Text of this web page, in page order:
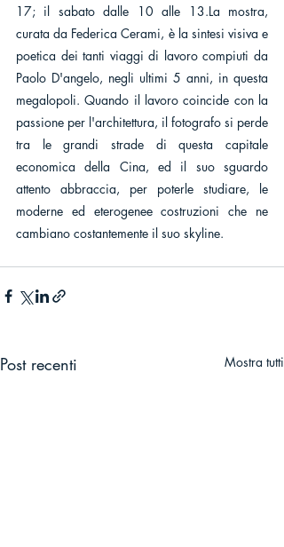
17; il sabato dalle 10 alle 13.La mostra,
curata da Federica Cerami, è la sintesi visiva e
poetica dei tanti viaggi di lavoro compiuti da
Paolo D'angelo, negli ultimi 5 anni, in questa
megalopoli. Quando il lavoro coincide con la
passione per l'architettura, il fotografo si perde
tra le grandi strade di questa capitale
economica della Cina, ed il suo sguardo
attento abbraccia, per poterle studiare, le
moderne ed eterogenee costruzioni che ne
cambiano costantemente il suo skyline.
Post recenti Mostra tutti